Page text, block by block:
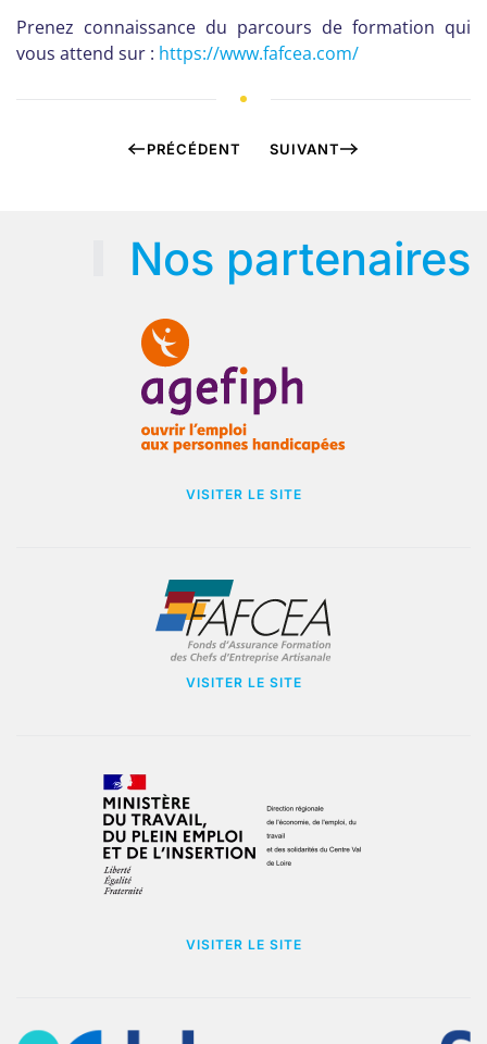
Prenez connaissance du parcours de formation qui
vous attend sur : https://www.fafcea.com/
PRÉCÉDENT SUIVANT
Nos partenaires
VISITER LE SITE
VISITER LE SITE
VISITER LE SITE